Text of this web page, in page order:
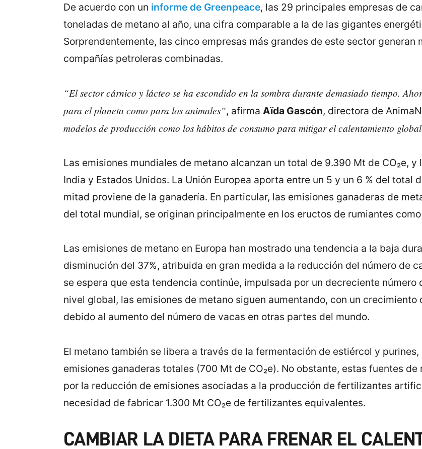
De acuerdo con un informe de Greenpeace, las 29 principales empresas de
toneladas de metano al año, una cifra comparable a la de las gigantes
Sorprendentemente, las cinco empresas más grandes de este sector generan
compañías petroleras combinadas.
“El sector cárnico y lácteo se ha escondido en la sombra durante demasiado tiempo.
para el planeta como para los animales”, afirma Aïda Gascón, directora de
modelos de producción como los hábitos de consumo para mitigar el calentamiento
Las emisiones mundiales de metano alcanzan un total de 9.390 Mt de CO₂e,
India y Estados Unidos. La Unión Europea aporta entre un 5 y un 6 % del total
mitad proviene de la ganadería. En particular, las emisiones ganaderas de
del total mundial, se originan principalmente en los eructos de rumiantes
Las emisiones de metano en Europa han mostrado una tendencia a la baja
disminución del 37%, atribuida en gran medida a la reducción del número de
se espera que esta tendencia continúe, impulsada por un decreciente número
nivel global, las emisiones de metano siguen aumentando, con un
debido al aumento del número de vacas en otras partes del mundo.
El metano también se libera a través de la fermentación de estiércol y
emisiones ganaderas totales (700 Mt de CO₂e). No obstante, estas fuentes
por la reducción de emisiones asociadas a la producción de fertilizantes
necesidad de fabricar 1.300 Mt CO₂e de fertilizantes equivalentes.
CAMBIAR LA DIETA PARA FRENAR EL